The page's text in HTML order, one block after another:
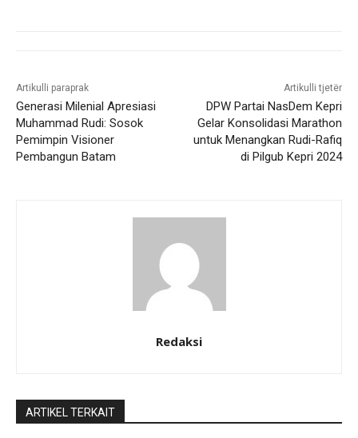
Artikulli paraprak
Generasi Milenial Apresiasi
Muhammad Rudi: Sosok
Pemimpin Visioner
Pembangun Batam
Artikulli tjetër
DPW Partai NasDem Kepri
Gelar Konsolidasi Marathon
untuk Menangkan Rudi-Rafiq
di Pilgub Kepri 2024
Redaksi
ARTIKEL TERKAIT